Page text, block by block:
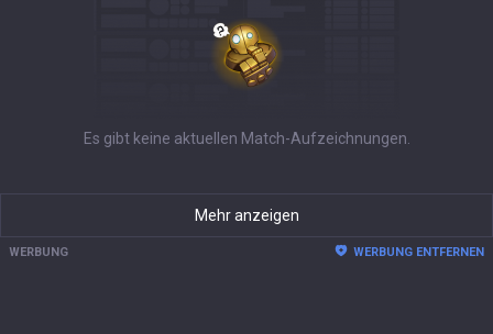
Es gibt keine aktuellen Match-Aufzeichnungen.
Mehr anzeigen
WERBUNG WERBUNG ENTFERNEN